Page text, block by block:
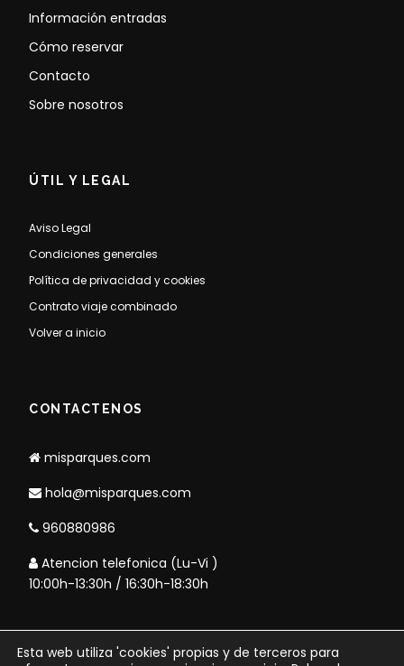
Información entradas
Cómo reservar
Contacto
Sobre nosotros
ÚTIL Y LEGAL
Aviso Legal
Condiciones generales
Política de privacidad y cookies
Contrato viaje combinado
Volver a inicio
CONTACTENOS
misparques.com
hola@misparques.com
960880986
Atencion telefonica (Lu-Vi )
10:00h-13:30h / 16:30h-18:30h
Esta web utiliza 'cookies' propias y de terceros para